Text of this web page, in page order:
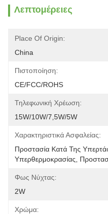
Λεπτομέρειες
Place Of Origin:
China
Πιστοποίηση:
CE/FCC/ROHS
Τηλεφωνική Χρέωση:
15W/10W/7,5W/5W
Χαρακτηριστικά Ασφαλείας:
Προστασία Κατά Της
Υπερθερμοκρασίας,
Φως Νύχτας:
2W
Χρώμα: